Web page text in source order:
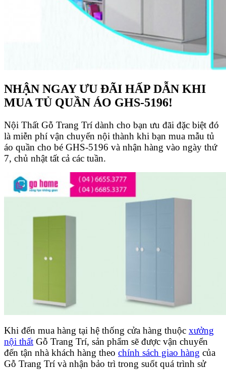
NHẬN NGAY ƯU ĐÃI HẤP DẪN KHI
MUA TỦ QUẦN ÁO GHS-5196!
Nội Thất Gỗ Trang Trí dành cho bạn ưu đãi đặc biệt đó
là miễn phí vận chuyển nội thành khi bạn mua mẫu tủ
áo quần cho bé GHS-5196 và nhận hàng vào ngày thứ
7, chủ nhật tất cả các tuần.
Khi đến mua hàng tại hệ thống cửa hàng thuộc xưởng
nội thất Gỗ Trang Trí, sản phẩm sẽ được vận chuyển
đến tận nhà khách hàng theo chính sách giao hàng của
Gỗ Trang Trí và nhận bảo trì trong suốt quá trình sử